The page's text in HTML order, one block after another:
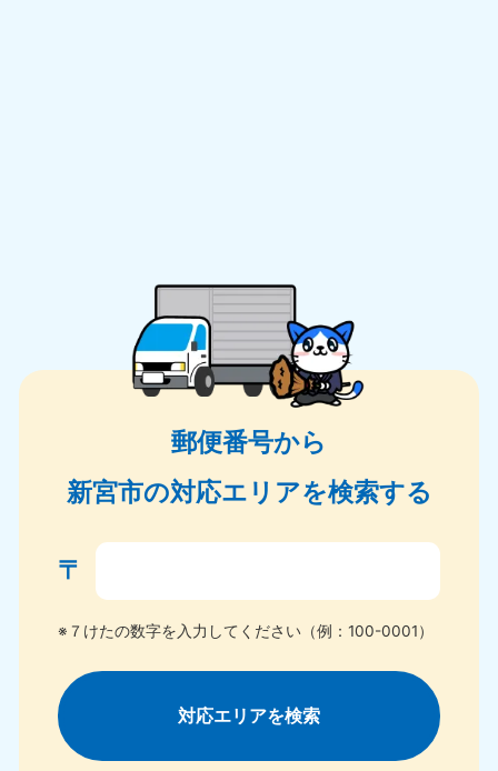
郵便番号から
新宮市の対応エリアを検索する
〒
※７けたの数字を入力してください（例：100-0001）
対応エリアを検索